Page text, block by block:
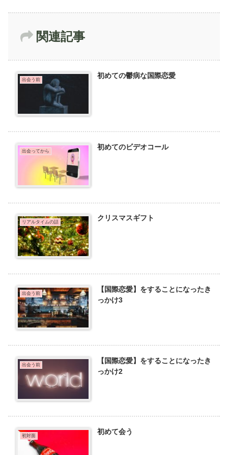
関連記事
出会う前 初めての鬱病な国際恋愛
出会ってから 初めてのビデオコール
リアルタイムの話 クリスマスギフト
出会う前
【国際恋愛】をすることになったき
っかけ3
出会う前
【国際恋愛】をすることになったき
っかけ2
初対面 初めて会う